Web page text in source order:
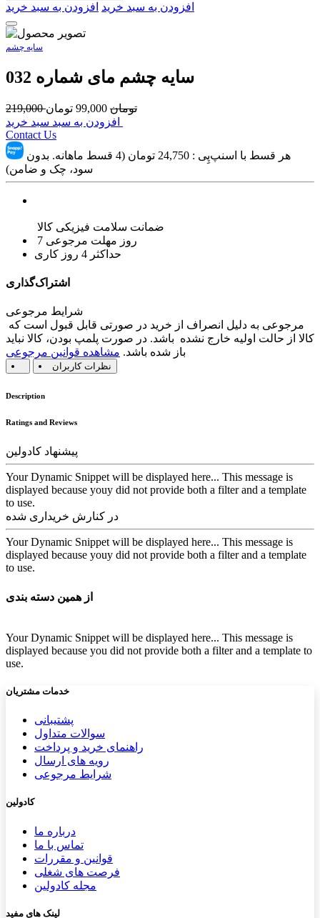
افزودن به سبد خرید افزودن به سبد خرید
سایه چشم
سایه چشم مای شماره 032
219,000 تومان 99,000 تومان
Contact Us
هر قسط با اسنپ‌پِی : 24,750
تومان (4 قسط ماهانه. بدون
سود، چک و ضامن)
ضمانت سلامت فیزیکی کالا
7 روز مهلت مرجوعی
حداکثر 4 روز کاری
اشتراک‌گذاری
شرایط مرجوعی
کالا از حالت اولیه خارج نشده باشد. در صورت پلمپ بودن، کالا نباید
باز شده باشد. مشاهده قوانین مرجوعی
نظرات کاربران
Description
Ratings and Reviews
پیشنهاد کادولین
Your Dynamic Snippet will be displayed here... This message is
displayed because youy did not provide both a filter and a template
to use.
در کنارش خریداری شده
Your Dynamic Snippet will be displayed here... This message is
displayed because youy did not provide both a filter and a template
to use.
از همین دسته بندی
Your Dynamic Snippet will be displayed here... This message is
displayed because you did not provide both a filter and a template to
use.
خدمات مشتریان
پشتیب​​انی
سوالات متداول
راهنمای خرید و پرداخت
رویه های ارسال
شرایط مرجوعی
کادولین
درباره ما
تماس با ما
قوانین و مقررات
فرصت های شغلی
مجله کادولین
لینک های مفید